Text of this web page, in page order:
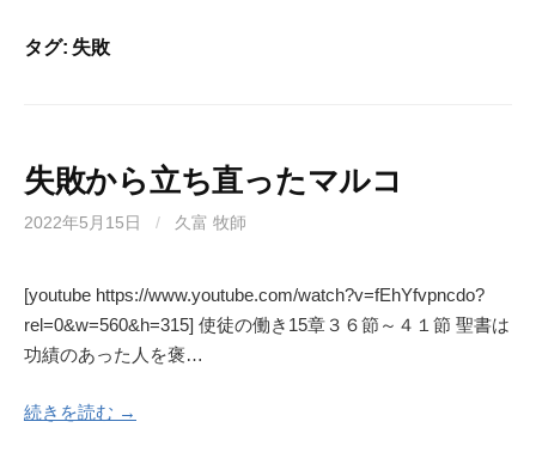
タグ: 失敗
失敗から立ち直ったマルコ
2022年5月15日 / 久富 牧師
[youtube https://www.youtube.com/watch?v=fEhYfvpncdo?
rel=0&w=560&h=315] 使徒の働き15章３６節～４１節 聖書は
功績のあった人を褒…
続きを読む →